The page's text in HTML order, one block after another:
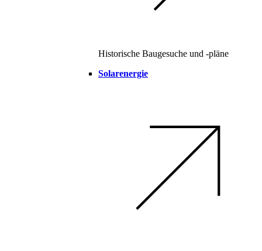
Historische Baugesuche und -pläne
Solarenergie